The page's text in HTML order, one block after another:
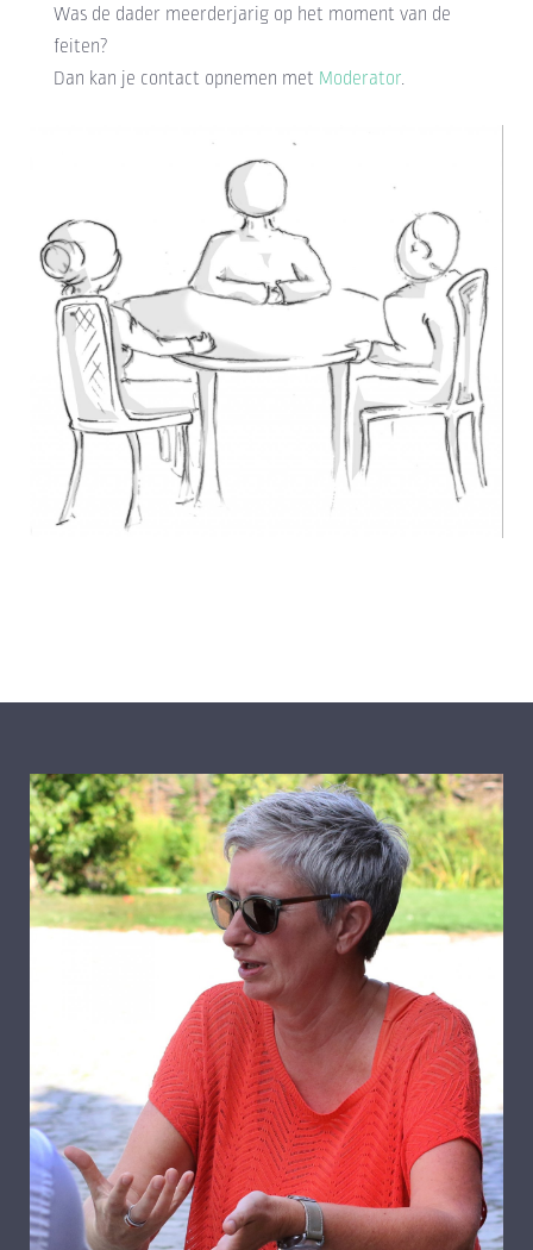
Was de dader meerderjarig op het moment van de
feiten?
Dan kan je contact opnemen met Moderator.